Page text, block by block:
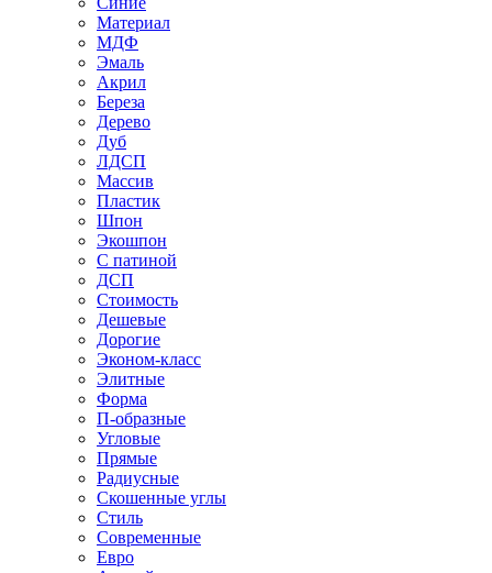
Материал
МДФ
Эмаль
Акрил
Береза
Дерево
Дуб
ЛДСП
Массив
Пластик
Шпон
Экошпон
С патиной
ДСП
Стоимость
Дешевые
Дорогие
Эконом-класс
Элитные
Форма
П-образные
Угловые
Прямые
Радиусные
Скошенные углы
Стиль
Современные
Евро